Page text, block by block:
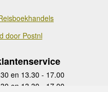
door Postnl
en 13.30 - 17.00
en 13.30 - 17.00